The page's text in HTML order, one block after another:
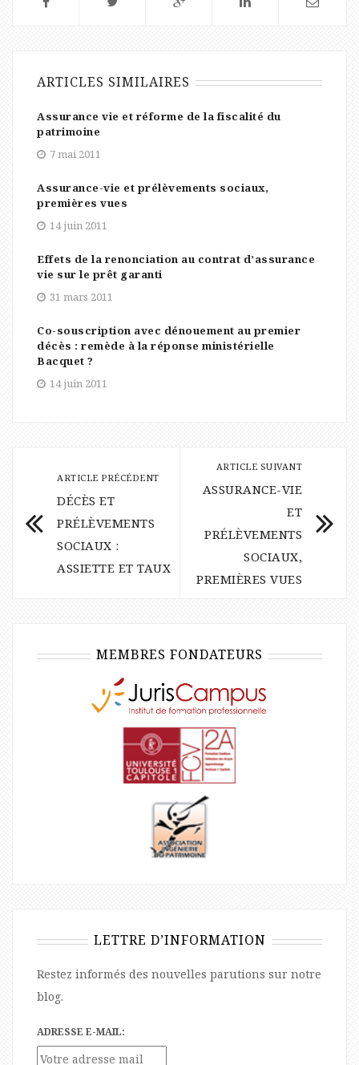
ARTICLES SIMILAIRES
Assurance vie et réforme de la fiscalité du
patrimoine
7 mai 2011
Assurance-vie et prélèvements sociaux,
premières vues
14 juin 2011
Effets de la renonciation au contrat d’assurance
vie sur le prêt garanti
31 mars 2011
Co-souscription avec dénouement au premier
décès : remède à la réponse ministérielle
Bacquet ?
14 juin 2011
ARTICLE PRÉCÉDENT
DÉCÈS ET
PRÉLÈVEMENTS
SOCIAUX :
ASSIETTE ET TAUX
ARTICLE SUIVANT
ASSURANCE-VIE
ET
PRÉLÈVEMENTS
SOCIAUX,
PREMIÈRES VUES
MEMBRES FONDATEURS
LETTRE D’INFORMATION
Restez informés des nouvelles parutions sur notre
blog.
ADRESSE E-MAIL: